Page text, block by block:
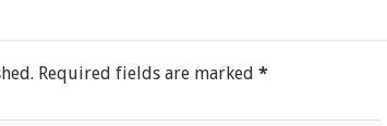
Required fields are marked *